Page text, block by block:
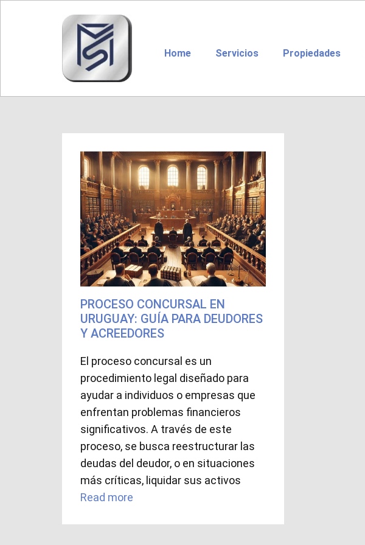
Home Servicios Propiedades
PROCESO CONCURSAL EN
URUGUAY: GUÍA PARA DEUDORES
Y ACREEDORES
El proceso concursal es un
procedimiento legal diseñado para
ayudar a individuos o empresas que
enfrentan problemas financieros
significativos. A través de este
proceso, se busca reestructurar las
deudas del deudor, o en situaciones
más críticas, liquidar sus activos
Read more